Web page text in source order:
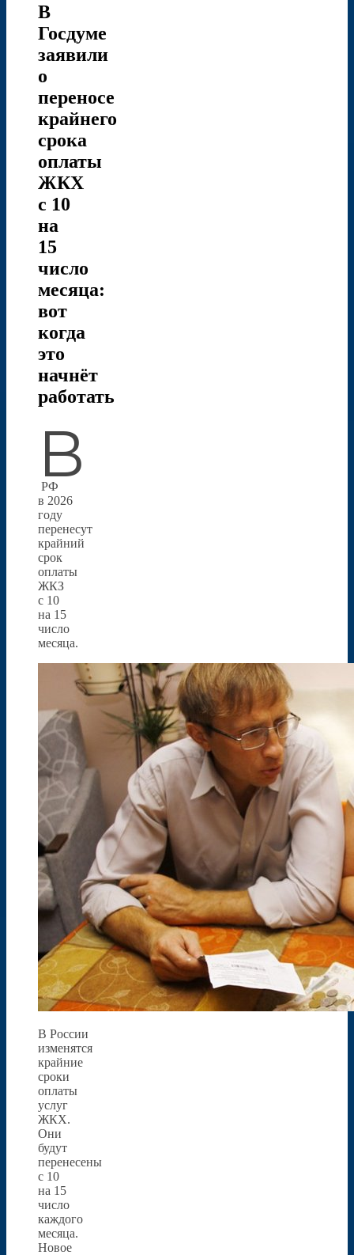
В
Госдуме
заявили
о
переносе
крайнего
срока
оплаты
ЖКХ
с 10
на
15
число
месяца:
вот
когда
это
начнёт
работать
В
РФ
в 2026
году
перенесут
крайний
срок
оплаты
ЖКЗ
с 10
на 15
число
месяца.
В России
изменятся
крайние
сроки
оплаты
услуг
ЖКХ.
Они
будут
перенесены
с 10
на 15
число
каждого
месяца.
Новое